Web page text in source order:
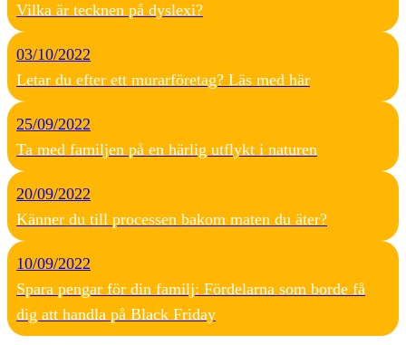
Vilka är tecknen på dyslexi?
03/10/2022
Letar du efter ett murarföretag? Läs med här
25/09/2022
Ta med familjen på en härlig utflykt i naturen
20/09/2022
Känner du till processen bakom maten du äter?
10/09/2022
Spara pengar för din familj: Fördelarna som borde få
dig att handla på Black Friday